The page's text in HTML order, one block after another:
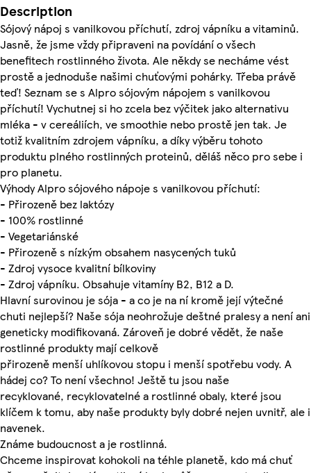
Description
Sójový nápoj s vanilkovou příchutí, zdroj vápníku a vitaminů.
Jasně, že jsme vždy připraveni na povídání o všech
benefitech rostlinného života. Ale někdy se necháme vést
prostě a jednoduše našimi chuťovými pohárky. Třeba právě
teď! Seznam se s Alpro sójovým nápojem s vanilkovou
příchutí! Vychutnej si ho zcela bez výčitek jako alternativu
mléka - v cereáliích, ve smoothie nebo prostě jen tak. Je
totiž kvalitním zdrojem vápníku, a díky výběru tohoto
produktu plného rostlinných proteinů, děláš něco pro sebe i
pro planetu.
Výhody Alpro sójového nápoje s vanilkovou příchutí:
- Přirozeně bez laktózy
- 100% rostlinné
- Vegetariánské
- Přirozeně s nízkým obsahem nasycených tuků
- Zdroj vysoce kvalitní bílkoviny
- Zdroj vápníku. Obsahuje vitamíny B2, B12 a D.
Hlavní surovinou je sója - a co je na ní kromě její výtečné
chuti nejlepší? Naše sója neohrožuje deštné pralesy a není ani
geneticky modifikovaná. Zároveň je dobré vědět, že naše
rostlinné produkty mají celkově
přirozeně menší uhlíkovou stopu i menší spotřebu vody. A
hádej co? To není všechno! Ještě tu jsou naše
recyklované, recyklovatelné a rostlinné obaly, které jsou
klíčem k tomu, aby naše produkty byly dobré nejen uvnitř, ale i
navenek.
Známe budoucnost a je rostlinná.
Chceme inspirovat kohokoli na téhle planetě, kdo má chuť